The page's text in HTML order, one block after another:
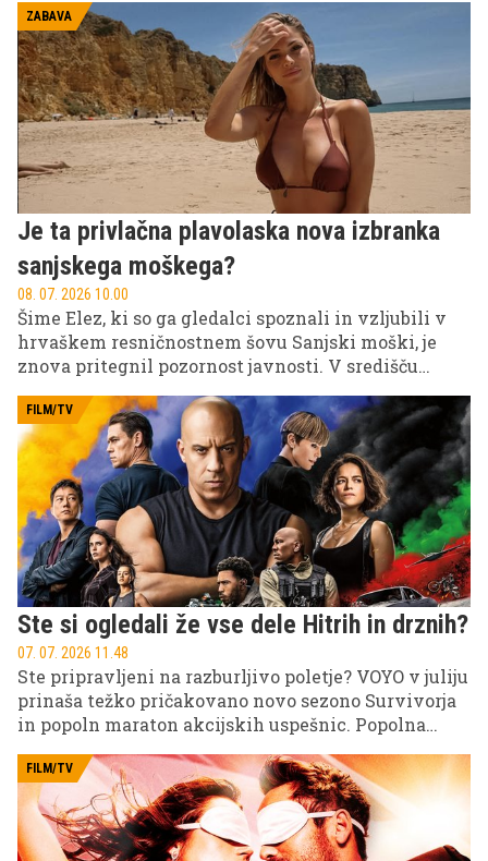
opozarjanje na voznikovo nepozornost oziroma
ADDW (Advanced Driver Distraction Warning).
ZABAVA
Je ta privlačna plavolaska nova izbranka
sanjskega moškega?
08. 07. 2026 10.00
Šime Elez, ki so ga gledalci spoznali in vzljubili v
hrvaškem resničnostnem šovu Sanjski moški, je
znova pritegnil pozornost javnosti. V središču
plavolaske, kar je takoj sprožilo ugibanja o njegovi
novi ljubezenski zgodbi.
FILM/TV
Ste si ogledali že vse dele Hitrih in drznih?
07. 07. 2026 11.48
Ste pripravljeni na razburljivo poletje? VOYO v juliju
prinaša težko pričakovano novo sezono Survivorja
in popoln maraton akcijskih uspešnic. Popolna
adrenalina kar na svojem kavču.
FILM/TV